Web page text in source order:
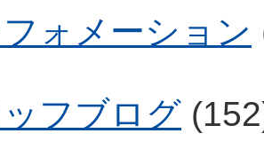
ォメーション
フブログ